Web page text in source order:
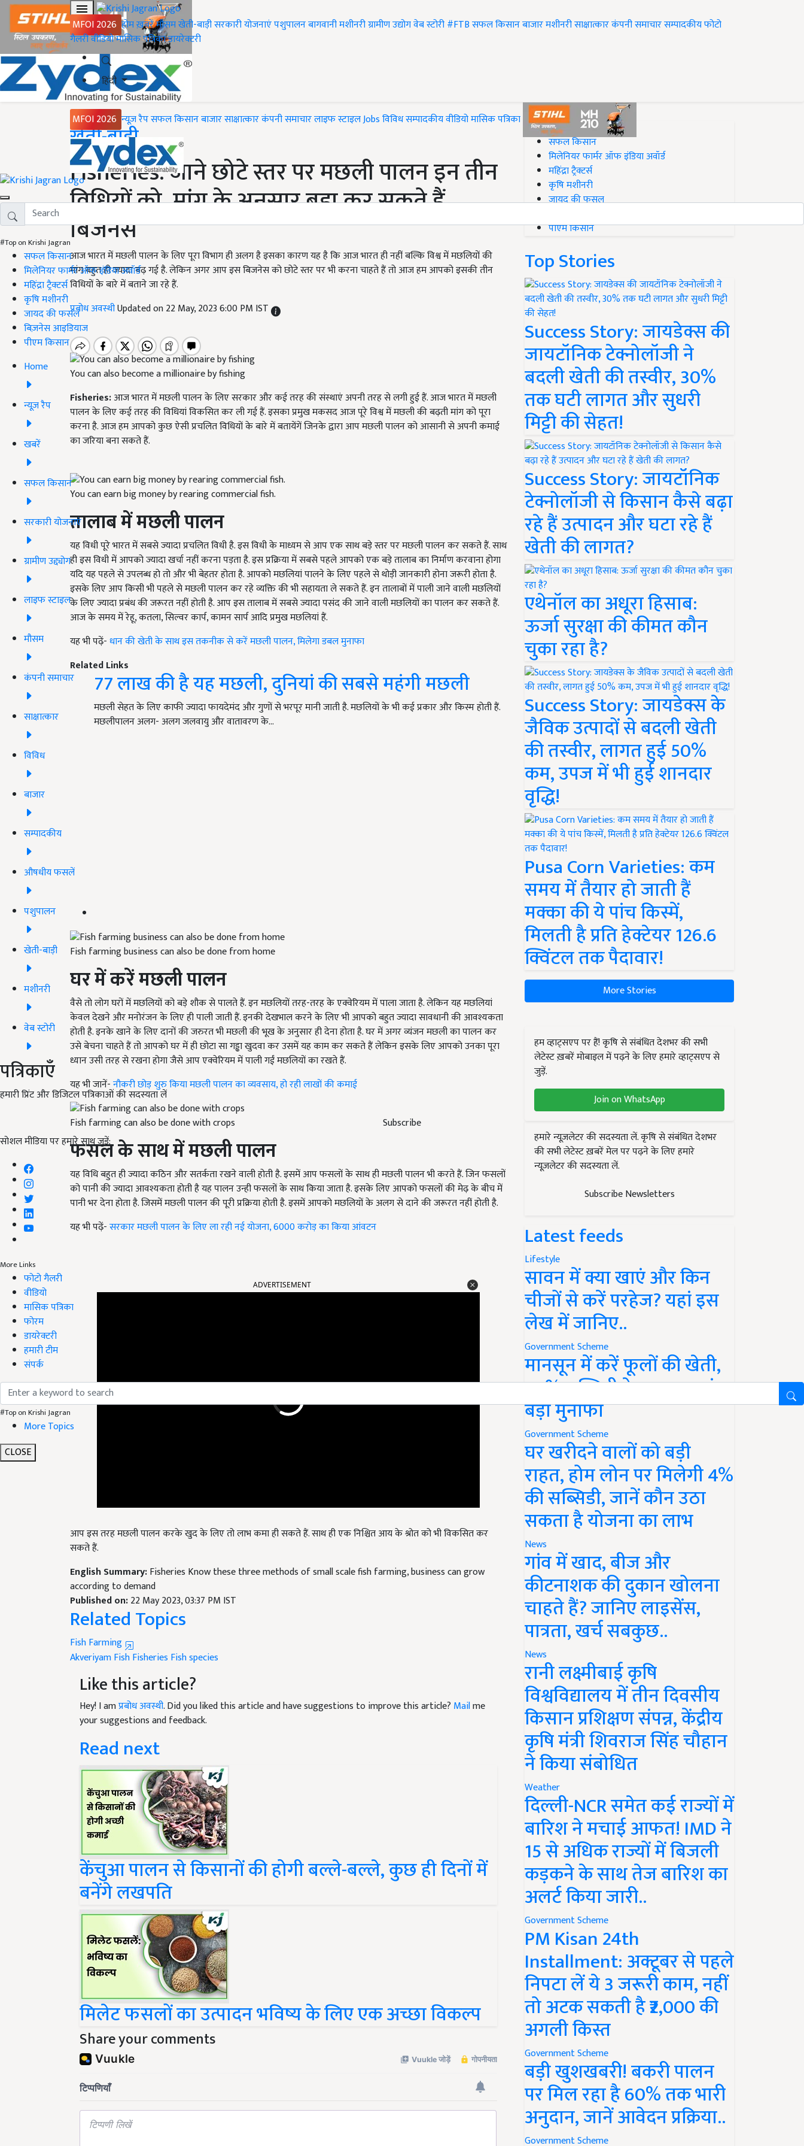
MFOI 2026 होमख़बरेंमौसमखेती-बाड़ीसरकारी योजनाएंपशुपालनबागवानीमशीनरीग्रामीण उद्योगवेब स्टोरी#FTBसफल किसानबाजारमशीनरीसाक्षात्कारकंपनी समाचारसम्पादकीयफोटो
गैलरीवीडियोमासिक पत्रिकाडायरेक्टरी
हिंदी
MFOI 2026 न्यूज़ रैपसफल किसानबाजारसाक्षात्कारकंपनी समाचारलाइफ स्टाइलJobsविविधसम्पादकीयवीडियोमासिक पत्रिका
#Top on Krishi Jagran
सफल किसान
मिलेनियर फार्मर ऑफ इंडिया अवॉर्ड
महिंद्रा ट्रैक्टर्स
कृषि मशीनरी
जायद की फसल
बिज़नेस आइडियाज
पीएम किसान
Home
न्यूज़ रैप
खबरें
सफल किसान
सरकारी योजनाएं
ग्रामीण उद्द्योग
लाइफ स्टाइल
मौसम
कंपनी समाचार
साक्षात्कार
विविध
बाजार
सम्पादकीय
औषधीय फसलें
पशुपालन
खेती-बाड़ी
मशीनरी
वेब स्टोरी
पत्रिकाएँ
हमारी प्रिंट और डिजिटल पत्रिकाओं की सदस्यता लें
Subscribe
सोशल मीडिया पर हमारे साथ जुड़ें:
More Links
फोटो गैलरी
वीडियो
मासिक पत्रिका
फोरम
डायरेक्टरी
हमारी टीम
संपर्क
#Top on Krishi Jagran
More Topics
CLOSE
Home
खेती-बाड़ी
Fisheries: जाने छोटे स्तर पर मछली पालन इन तीन
विधियों को, मांग के अनुसार बड़ा कर सकते हैं
बिजनेस
आज भारत में मछली पालन के लिए पूरा विभाग ही अलग है इसका कारण यह है कि आज भारत ही नहीं बल्कि विश्व में मछलियों की
मांग बहुत ही ज्यादा बढ़ गई है. लेकिन अगर आप इस बिजनेस को छोटे स्तर पर भी करना चाहते हैं तो आज हम आपको इसकी तीन
विधियों के बारे में बताने जा रहे हैं.
प्रबोध अवस्थीUpdated on 22 May, 2023 6:00 PM IST
You can also become a millionaire by fishing
Fisheries:आज भारत में मछली पालन के लिए सरकार और कई तरह की संस्थाएं अपनी तरह से लगी हुई हैं. आज भारत में मछली
पालन के लिए कई तरह की विधियां विकसित कर ली गई हैं. इसका प्रमुख मकसद आज पूरे विश्व में मछली की बढ़ती मांग को पूरा
करना है. आज हम आपको कुछ ऐसी प्रचलित विधियों के बारे में बतायेंगें जिनके द्वारा आप मछली पालन को आसानी से अपनी कमाई
का जरिया बना सकते हैं.
You can earn big money by rearing commercial fish.
तालाब में मछली पालन
यह विधी पूरे भारत में सबसे ज्यादा प्रचलित विधी है. इस विधी के माध्यम से आप एक साथ बड़े स्तर पर मछली पालन कर सकते हैं. साथ
ही इस विधी में आपको ज्यादा खर्चा नहीं करना पड़ता है. इस प्रक्रिया में सबसे पहले आपको एक बड़े तालाब का निर्माण करवाना होगा
यदि यह पहले से उपलब्ध हो तो और भी बेहतर होता है. आपको मछलियां पालने के लिए पहले से थोड़ी जानकारी होना जरूरी होता है.
इसके लिए आप किसी भी पहले से मछली पालन कर रहे व्यक्ति की भी सहायता ले सकते हैं. इन तालाबों में पाली जाने वाली मछलियों
के लिए ज्यादा प्रबंध की जरूरत नहीं होती है. आप इस तालाब में सबसे ज्यादा पसंद की जाने वाली मछलियों का पालन कर सकते हैं.
आज के समय में रेहू, कतला, सिल्वर कार्प, कामन सार्प आदि प्रमुख मछलियां हैं.
यह भी पढ़ें-धान की खेती के साथ इस तकनीक से करें मछली पालन, मिलेगा डबल मुनाफा
Related Links
77 लाख की है यह मछली, दुनियां की सबसे महंगी मछली
मछली सेहत के लिए काफी ज्यादा फायदेमंद और गुणों से भरपूर मानी जाती है. मछलियों के भी कई प्रकार और किस्म होती हैं.
मछलीपालन अलग- अलग जलवायु और वातावरण के…
Fish farming business can also be done from home
घर में करें मछली पालन
वैसे तो लोग घरों में मछलियों को बड़े शौक से पालते हैं. इन मछलियों तरह-तरह के एक्वेरियम में पाला जाता है. लेकिन यह मछलियां
केवल देखने और मनोरंजन के लिए ही पाली जाती हैं. इनकी देखभाल करने के लिए भी आपको बहुत ज्यादा सावधानी की आवश्यकता
होती है. इनके खाने के लिए दानों की जरुरत भी मछली की भूख के अनुसार ही देना होता है. घर में अगर व्यंजन मछली का पालन कर
उसे बेचना चाहते हैं तो आपको घर में ही छोटा सा गड्ढा खुदवा कर उसमें यह काम कर सकते हैं लेकिन इसके लिए आपको उनका पूरा
ध्यान उसी तरह से रखना होगा जैसे आप एक्वेरियम में पाली गईं मछलियों का रखते हैं.
यह भी जानें-नौकरी छोड़ शुरु किया मछली पालन का व्यवसाय, हो रही लाखों की कमाई
Fish farming can also be done with crops
फसल के साथ में मछली पालन
यह विधि बहुत ही ज्यादा कठिन और सतर्कता रखने वाली होती है. इसमें आप फसलों के साथ ही मछली पालन भी करते हैं. जिन फसलों
को पानी की ज्यादा आवश्यकता होती है यह पालन उन्ही फसलों के साथ किया जाता है. इसके लिए आपको फसलों की मेढ़ के बीच में
पानी भर देना होता है. जिसमें मछली पालन की पूरी प्रक्रिया होती है. इसमें आपको मछलियों के अलग से दाने की जरूरत नहीं होती है.
यह भी पढ़ें-सरकार मछली पालन के लिए ला रही नई योजना, 6000 करोड़ का किया आंवटन
सकते हैं.
according to demand
Published on:22 May 2023, 03:37 PM IST
Related Topics
Fish Farming
Akveriyam FishFisheries
Like this article?
Hey! I amप्रबोध अवस्थी. Did you liked this article and have suggestions to improve this article?
your suggestions and feedback.
Read next
केंचुआ पालन से किसानों की होगी बल्ले-बल्ले, कुछ ही दिनों में
बनेंगे लखपति
मिलेट फसलों का उत्पादन भविष्य के लिए एक अच्छा विकल्प
Share your comments
#Top on Krishi Jagran
सफल किसान
मिलेनियर फार्मर ऑफ इंडिया अवॉर्ड
महिंद्रा ट्रैक्टर्स
कृषि मशीनरी
जायद की फसल
पीएम किसान
Top Stories
Success Story: जायडेक्स की
जायटॉनिक टेक्नोलॉजी ने
बदली खेती की तस्वीर, 30%
तक घटी लागत और सुधरी
मिट्टी की सेहत!
Success Story: जायटॉनिक
टेक्नोलॉजी से किसान कैसे बढ़ा
रहे हैं उत्पादन और घटा रहे हैं
खेती की लागत?
एथेनॉल का अधूरा हिसाब:
ऊर्जा सुरक्षा की कीमत कौन
चुका रहा है?
Success Story: जायडेक्स के
जैविक उत्पादों से बदली खेती
की तस्वीर, लागत हुई 50%
कम, उपज में भी हुई शानदार
वृद्धि!
Pusa Corn Varieties: कम
समय में तैयार हो जाती हैं
मक्का की ये पांच किस्में,
मिलती है प्रति हेक्टेयर 126.6
क्विंटल तक पैदावार!
More Stories
हम व्हाट्सएप पर हैं! कृषि से संबंधित देशभर की सभी
लेटेस्ट ख़बरें मोबाइल में पढ़ने के लिए हमारे व्हाट्सएप से
जुड़ें.
Join on WhatsApp
हमारे न्यूज़लेटर की सदस्यता लें. कृषि से संबंधित देशभर
की सभी लेटेस्ट ख़बरें मेल पर पढ़ने के लिए हमारे
न्यूज़लेटर की सदस्यता लें.
Subscribe Newsletters
Latest feeds
Lifestyle
सावन में क्या खाएं और किन
चीजों से करें परहेज? यहां इस
लेख में जानिए..
Government Scheme
मानसून में करें फूलों की खेती,
50% सब्सिडी के साथ कमाएं
बड़ा मुनाफा
Government Scheme
घर खरीदने वालों को बड़ी
राहत, होम लोन पर मिलेगी 4%
की सब्सिडी, जानें कौन उठा
सकता है योजना का लाभ
News
गांव में खाद, बीज और
कीटनाशक की दुकान खोलना
चाहते हैं? जानिए लाइसेंस,
पात्रता, खर्च सबकुछ..
News
रानी लक्ष्मीबाई कृषि
विश्वविद्यालय में तीन दिवसीय
किसान प्रशिक्षण संपन्न, केंद्रीय
कृषि मंत्री शिवराज सिंह चौहान
ने किया संबोधित
Weather
दिल्ली-NCR समेत कई राज्यों में
बारिश ने मचाई आफत! IMD ने
15 से अधिक राज्यों में बिजली
कड़कने के साथ तेज बारिश का
अलर्ट किया जारी..
Government Scheme
PM Kisan 24th
Installment: अक्टूबर से पहले
निपटा लें ये 3 जरूरी काम, नहीं
तो अटक सकती है ₹2,000 की
अगली किस्त
Government Scheme
बड़ी खुशखबरी! बकरी पालन
पर मिल रहा है 60% तक भारी
अनुदान, जानें आवेदन प्रक्रिया..
Government Scheme